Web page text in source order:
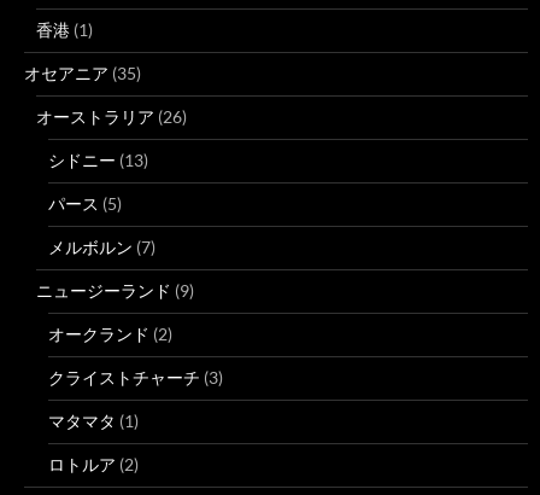
香港 (1)
オセアニア (35)
オーストラリア (26)
シドニー (13)
パース (5)
メルボルン (7)
ニュージーランド (9)
オークランド (2)
クライストチャーチ (3)
マタマタ (1)
ロトルア (2)